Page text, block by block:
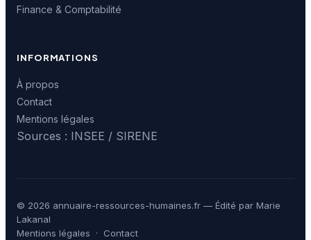
Finance & Comptabilité
INFORMATIONS
À propos
Contact
Mentions légales
Sources : INSEE / SIRENE
© 2026 annuaire-ressources-humaines.fr — Édité par Marie
Lakanal
Mentions légales · Contact